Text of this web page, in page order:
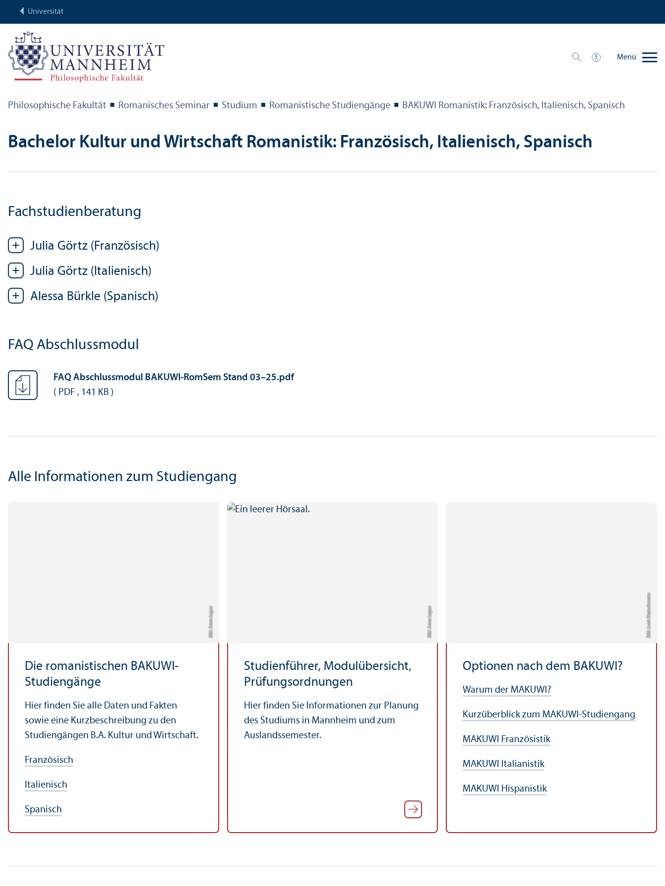
Universität
Menü
Philosophische Fakultät Romanisches Seminar Studium Romanistische Studien­gänge BAKUWI Romanistik: Französisch, Italienisch, Spanisch
Bachelor Kultur und Wirtschaft Romanistik: Französisch, Italienisch, Spanisch
Fach­studien­beratung
Julia Görtz (Französisch)
Julia Görtz (Italienisch)
Alessa Bürkle (Spanisch)
FAQ Abschlussmodul
FAQ Abschlussmodul BAKUWI-RomSem Stand 03–25.pdf
( PDF , 141 KB )
Alle Informationen zum Studien­gang
Bild: Anna Logue
Die romanistischen BAKUWI-
Studien­gänge
Hier finden Sie alle Daten und Fakten
sowie eine Kurzbeschreibung zu den
Studien­gängen B.A. Kultur und Wirtschaft.
Französisch
Italienisch
Spanisch
Bild: Anna Logue
Studien­führer, Modulübersicht,
Prüfungs­ordnungen
Hier finden Sie Informationen zur Planung
des Studiums in Mannheim und zum
Auslands­semester.
Bild: Leah Kratschmann
Optionen nach dem BAKUWI?
Warum der MAKUWI?
Kurzüberblick zum MAKUWI-Studien­gang
MAKUWI Französistik
MAKUWI Italianistik
MAKUWI Hispanistik